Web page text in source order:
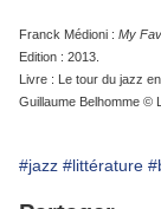
Franck Médioni : My
Edition : 2013.
Livre : Le tour du jazz
Guillaume Belhomme ©
#jazz #littérature